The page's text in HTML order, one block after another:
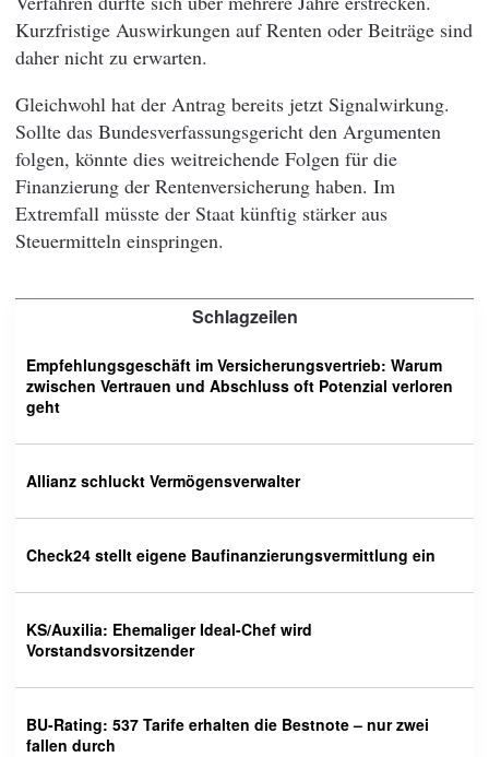
Kurzfristige Auswirkungen auf Renten oder Beiträge sind
daher nicht zu erwarten.
Gleichwohl hat der Antrag bereits jetzt Signalwirkung.
Sollte das Bundesverfassungsgericht den Argumenten
folgen, könnte dies weitreichende Folgen für die
Finanzierung der Rentenversicherung haben. Im
Extremfall müsste der Staat künftig stärker aus
Steuermitteln einspringen.
Schlagzeilen
Empfehlungsgeschäft im Versicherungsvertrieb: Warum
zwischen Vertrauen und Abschluss oft Potenzial verloren
geht
Allianz schluckt Vermögensverwalter
Check24 stellt eigene Baufinanzierungsvermittlung ein
KS/Auxilia: Ehemaliger Ideal-Chef wird
Vorstandsvorsitzender
BU-Rating: 537 Tarife erhalten die Bestnote – nur zwei
fallen durch